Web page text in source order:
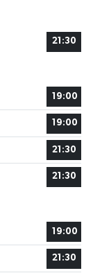
21:30
19:00
19:00
21:30
21:30
19:00
21:30